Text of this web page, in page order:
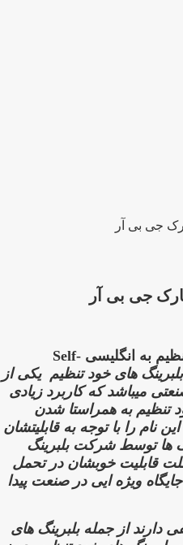
بلبرینگ 2216 یک بلبرینگ خود تنظیم به انگلیسی Self-
یکی از
میباشد که کاربرد زیادی
تنظیم به همراستا شدن
نام را با توجه به قابلیتشان
ها توسط شرکت بلبرینگ
قابلیت خوبشان در تحمل
ویژه ایی در صنعت پیدا
دارند از جمله بلبرینگ های